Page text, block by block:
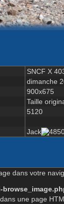
SNCF X
dimanche
900x675
Taille
5120
Jack
dans votre
une page